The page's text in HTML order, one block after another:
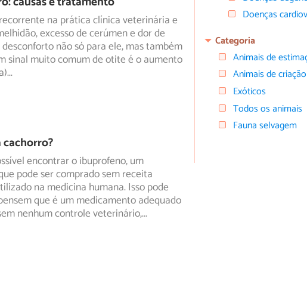
na prática clínica veterinária e
excesso de cerúmen e dor de
não só para ele, mas também
sinal muito comum de otite é o aumento
...
encontrar o ibuprofeno, um
pode ser comprado sem receita
na medicina humana. Isso pode
que é um medicamento adequado
nenhum controle veterinário,...
Doenças
Categoria
Animais de
Animais de criação
Exóticos
Todos os animais
Fauna selvagem